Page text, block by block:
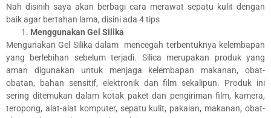
Nah disinih saya akan berbagi cara merawat sepatu kulit dengan
baik agar bertahan lama, disini ada 4 tips
Menggunakan Gel Silika
Mengunakan Gel Silika dalam mencegah terbentuknya kelembapan
yang berlebihan sebelum terjadi. Silica merupakan produk yang
aman digunakan untuk menjaga kelembapan makanan, obat-
obatan, bahan sensitif, elektronik dan film sekalipun. Produk ini
sering ditemukan dalam kotak paket dan pengiriman film, kamera,
teropong, alat-alat komputer, sepatu kulit, pakaian, makanan, obat-